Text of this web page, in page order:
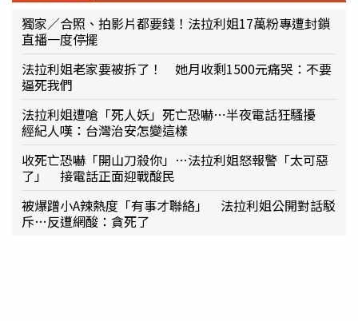
獨家／合照、拍影片都要錢！法拉利姐17萬粉專遭封鎖
直播一度停擺
法拉利姐老家要被拆了！ 她月收剩1500元痛哭：不要
逼死我們
法拉利姐遭嗆「死人妖」死亡恐嚇⋯半夜電話狂騷擾
經紀人嘆：台灣治安怎變這樣
收死亡恐嚇「開山刀殺你」…法拉利姐怒報警「太可惡
了」 接電話正面迎戰酸民
被爆蹭小A辣熱度「有事才聯絡」 法拉利姐公開對話駁
斥…反遭網酸：貪死了